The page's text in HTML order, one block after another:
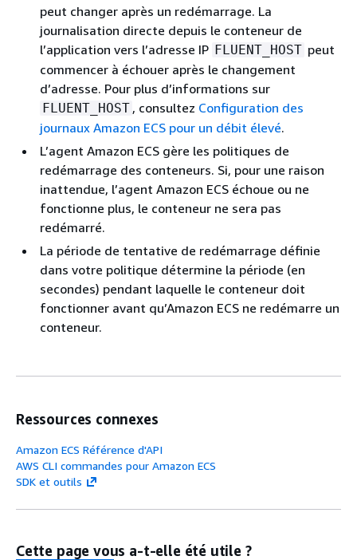
peut changer après un redémarrage. La
journalisation directe depuis le conteneur de
l’application vers l’adresse IP FLUENT_HOST peut
commencer à échouer après le changement
d’adresse. Pour plus d’informations sur
FLUENT_HOST , consultez Configuration des
journaux Amazon ECS pour un débit élevé.
L’agent Amazon ECS gère les politiques de
redémarrage des conteneurs. Si, pour une raison
inattendue, l’agent Amazon ECS échoue ou ne
fonctionne plus, le conteneur ne sera pas
redémarré.
La période de tentative de redémarrage définie
dans votre politique détermine la période (en
secondes) pendant laquelle le conteneur doit
fonctionner avant qu’Amazon ECS ne redémarre un
conteneur.
Ressources connexes
Amazon ECS Référence d'API
AWS CLI commandes pour Amazon ECS
SDK et outils
Cette page vous a-t-elle été utile ?